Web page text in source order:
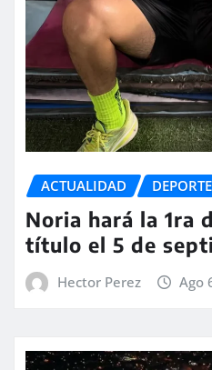
ACTUALIDAD
Noria hará la 1ra
título el 5 de
Hector Perez Ago